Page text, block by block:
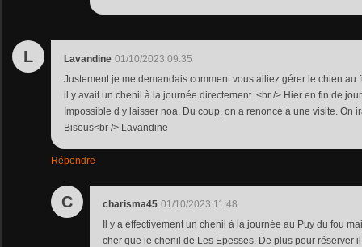
L Lavandine 01/10/2023 09:35
Justement je me demandais comment vous alliez gérer le chien au
il y avait un chenil à la journée directement. <br /> Hier en fin de
Impossible d y laisser noa. Du coup, on a renoncé à une visite. On
Bisous<br /> Lavandine
Répondre
C charisma45 01/10/2023 11:48
Il y a effectivement un chenil à la journée au Puy du fou
cher que le chenil de Les Epesses. De plus pour réserver